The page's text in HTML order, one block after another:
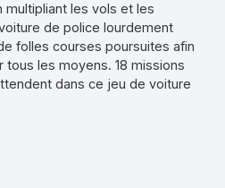
multipliant les vols et les
de police lourdement
folles courses poursuites afin
les moyens. 18 missions
dans ce jeu de voiture